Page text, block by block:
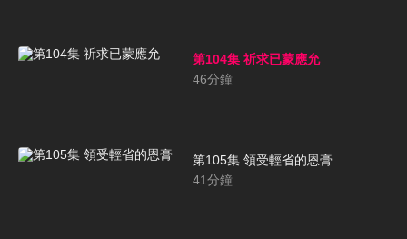
第104集 祈求已蒙應允
46分鐘
第105集 領受輕省的恩膏
41分鐘